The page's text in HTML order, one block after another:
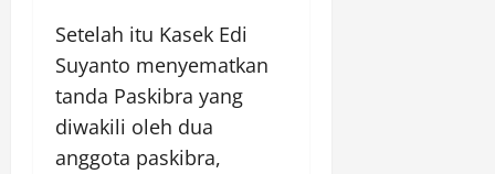
Setelah itu Kasek Edi
Suyanto menyematkan
tanda Paskibra yang
diwakili oleh dua
anggota paskibra,